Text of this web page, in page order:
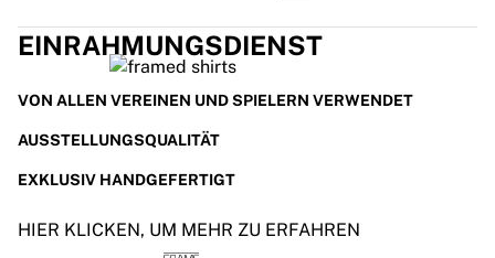
EINRAHMUNGSDIENST
VON ALLEN VEREINEN UND SPIELERN VERWENDET
AUSSTELLUNGSQUALITÄT
EXKLUSIV HANDGEFERTIGT
HIER KLICKEN, UM MEHR ZU ERFAHREN